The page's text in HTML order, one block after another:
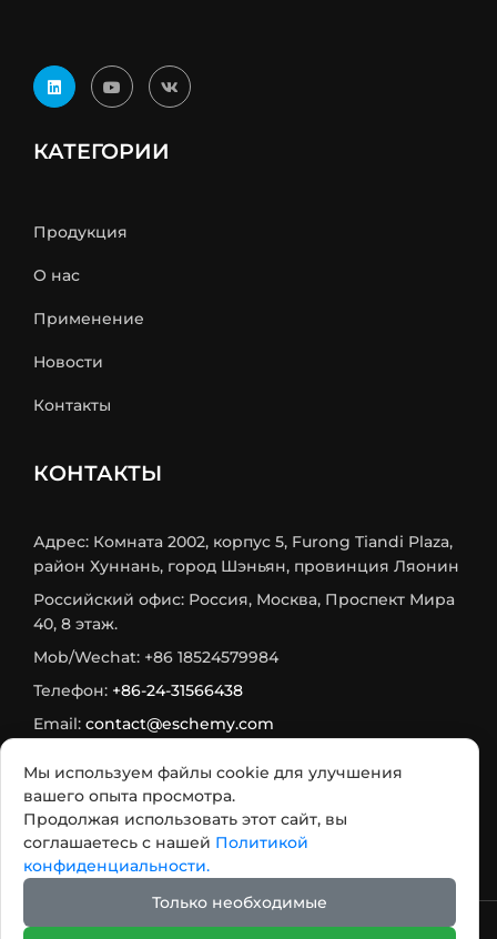
КАТЕГОРИИ
Продукция
О нас
Применение
Новости
Контакты
КОНТАКТЫ
Адрес: Комната 2002, корпус 5, Furong Tiandi Plaza,
район Хуннань, город Шэньян, провинция Ляонин
Российский офис: Россия, Москва, Проспект Мира
40, 8 этаж.
Mob/Wechat: +86 18524579984
Телефон: +86-24-31566438
Email: contact@eschemy.com
Max:+7 933 716-75-73
Telegram:+7 985 482 2564
Мы используем файлы cookie для улучшения
вашего опыта просмотра.
Продолжая использовать этот сайт, вы
соглашаетесь с нашей Политикой
конфиденциальности.
Только необходимые